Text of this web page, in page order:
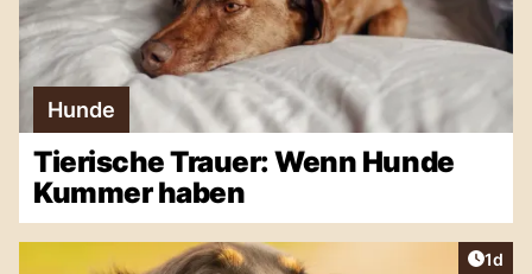
Hunde
Tierische Trauer: Wenn Hunde
Kummer haben
1d